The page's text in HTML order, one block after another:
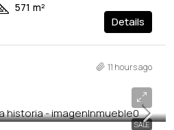
571 m²
Details
11 hours ago
SALE